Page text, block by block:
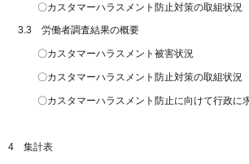
〇カスタマーハラスメント防止対策の取組状況
3.3 労働者調査結果の概要
〇カスタマーハラスメント被害状況
〇カスタマーハラスメント防止対策の取組状況
〇カスタマーハラスメント防止に向けて行政に求
4 集計表